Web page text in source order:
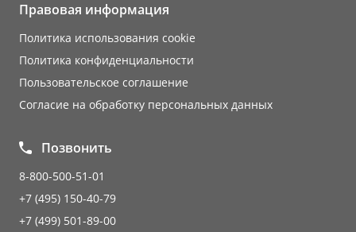
Правовая информация
Политика использования cookie
Политика конфиденциальности
Пользовательское соглашение
Согласие на обработку персональных данных
Позвонить
8-800-500-51-01
+7 (495) 150-40-79
+7 (499) 501-89-00